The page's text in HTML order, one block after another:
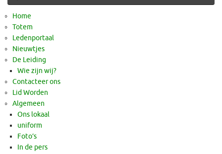
Home
Totem
Ledenportaal
Nieuwtjes
De Leiding
Wie zijn wij?
Contacteer ons
Lid Worden
Algemeen
Ons lokaal
uniform
Foto’s
In de pers